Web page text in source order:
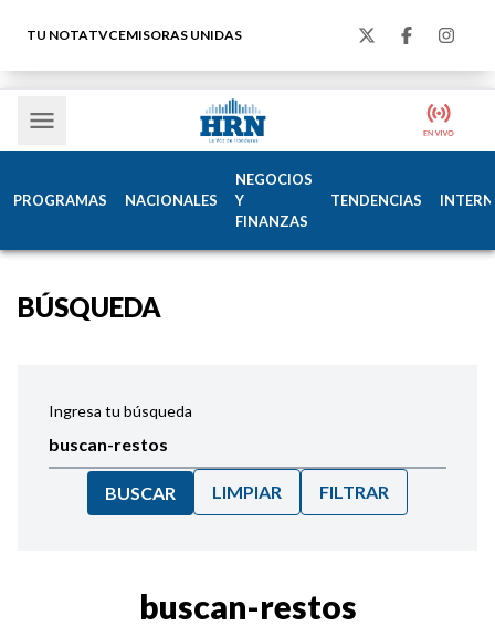
TU NOTATVCEMISORAS UNIDAS
PROGRAMAS NACIONALES
NEGOCIOS
Y
FINANZAS
TENDENCIAS
BÚSQUEDA
Ingresa tu búsqueda
BUSCAR LIMPIAR FILTRAR
buscan-restos